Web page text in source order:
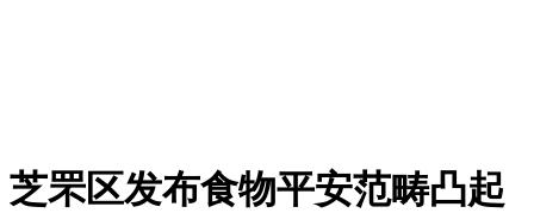
芝罘区发布食物平安范畴凸起